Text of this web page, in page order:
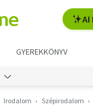
GYEREKKÖNYV
Irodalom Szépirodalom